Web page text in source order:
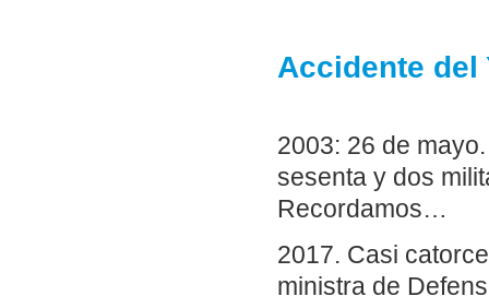
Accidente del
2003: 26 de
sesenta y dos
Recordamos…
2017. Casi
ministra de